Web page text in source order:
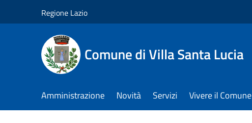
Regione Lazio
Comune di Villa Santa Lucia
Amministrazione Novità Servizi Vivere il Comune